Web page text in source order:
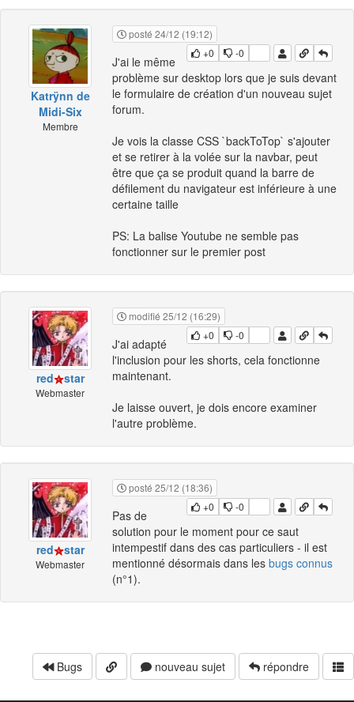
Katrÿnn de
Midi-Six
Membre
posté 24/12 (19:12)
+0
-0
J'ai le même
problème sur desktop lors que je suis devant
le formulaire de création d'un nouveau sujet
forum.
Je vois la classe CSS `backToTop` s'ajouter
et se retirer à la volée sur la navbar, peut
être que ça se produit quand la barre de
défilement du navigateur est inférieure à une
certaine taille
PS: La balise Youtube ne semble pas
fonctionner sur le premier post
red star
Webmaster
modifié 25/12 (16:29)
+0
-0
J'ai adapté
l'inclusion pour les shorts, cela fonctionne
maintenant.
Je laisse ouvert, je dois encore examiner
l'autre problème.
red star
Webmaster
posté 25/12 (18:36)
+0
-0
Pas de
solution pour le moment pour ce saut
intempestif dans des cas particuliers - il est
mentionné désormais dans les bugs connus
(n°1).
Bugs nouveau sujet répondre